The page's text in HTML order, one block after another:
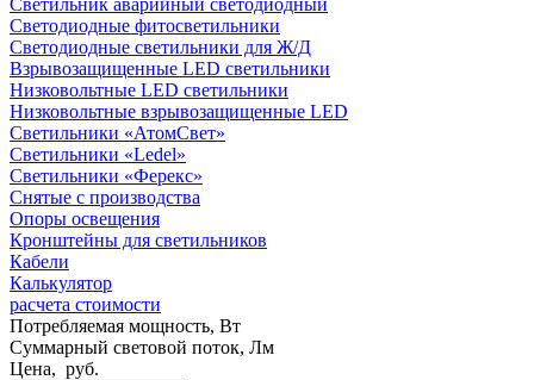
Светодиодные фитосветильники
Светодиодные светильники для Ж/Д
Взрывозащищенные LED светильники
Низковольтные LED светильники
Низковольтные взрывозащищенные LED
Светильники «АтомСвет»
Светильники «Ledel»
Светильники «Ферекс»
Снятые с производства
Опоры освещения
Кронштейны для светильников
Кабели
Калькулятор
расчета стоимости
Потребляемая мощность, Вт
Суммарный световой поток, Лм
Цена, руб.